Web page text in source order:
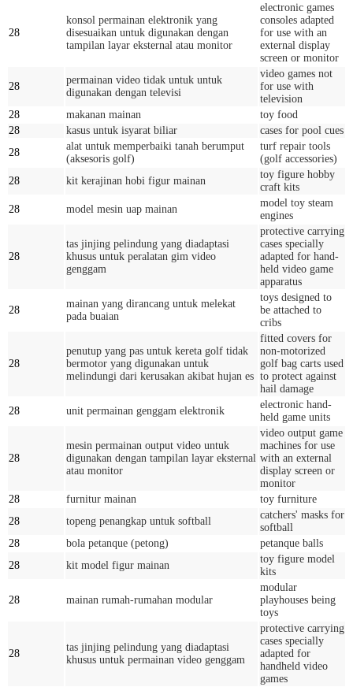
28
konsol permainan elektronik yang
disesuaikan untuk digunakan dengan
tampilan layar eksternal atau monitor
electronic games
consoles adapted
for use with an
external display
screen or monitor
28
permainan video tidak untuk untuk
digunakan dengan televisi
video games not
for use with
television
28
makanan mainan
toy food
28
kasus untuk isyarat biliar
cases for pool cues
28
alat untuk memperbaiki tanah berumput
(aksesoris golf)
turf repair tools
(golf accessories)
28
kit kerajinan hobi figur mainan
toy figure hobby
craft kits
28
model mesin uap mainan
model toy steam
engines
28
tas jinjing pelindung yang diadaptasi
khusus untuk peralatan gim video
genggam
protective carrying
cases specially
adapted for hand-
held video game
apparatus
28
mainan yang dirancang untuk melekat
pada buaian
toys designed to
be attached to
cribs
28
penutup yang pas untuk kereta golf tidak
bermotor yang digunakan untuk
melindungi dari kerusakan akibat hujan es
fitted covers for
non-motorized
golf bag carts used
to protect against
hail damage
28
unit permainan genggam elektronik
electronic hand-
held game units
28
mesin permainan output video untuk
digunakan dengan tampilan layar eksternal
atau monitor
video output game
machines for use
with an external
display screen or
monitor
28
furnitur mainan
toy furniture
28
topeng penangkap untuk softball
catchers' masks for
softball
28
bola petanque (petong)
petanque balls
28
kit model figur mainan
toy figure model
kits
28 mainan rumah-rumahan modular
modular
playhouses being
toys
28
tas jinjing pelindung yang diadaptasi
khusus untuk permainan video genggam
protective carrying
cases specially
adapted for
handheld video
games